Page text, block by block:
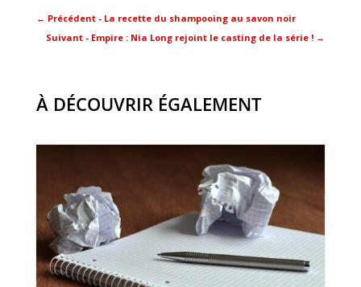
← Précédent - La recette du shampooing au savon noir
Suivant - Empire : Nia Long rejoint le casting de la série ! →
À DÉCOUVRIR ÉGALEMENT